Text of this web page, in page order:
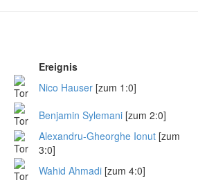
Ereignis
Nico Hauser [zum 1:0]
Benjamin Sylemani [zum 2:0]
Alexandru-Gheorghe Ionut [zum
3:0]
Wahid Ahmadi [zum 4:0]